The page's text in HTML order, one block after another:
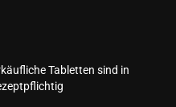
Tabletten sind in